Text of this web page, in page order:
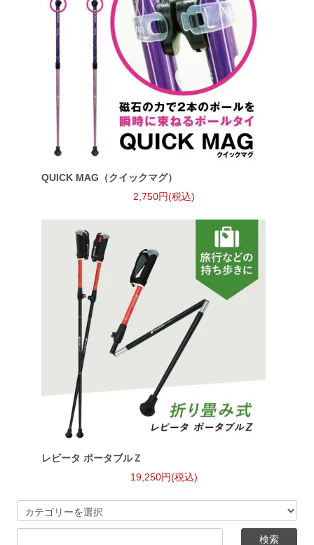
QUICK MAG（クイックマグ）
2,750円(税込)
レビータ ポータブルＺ
19,250円(税込)